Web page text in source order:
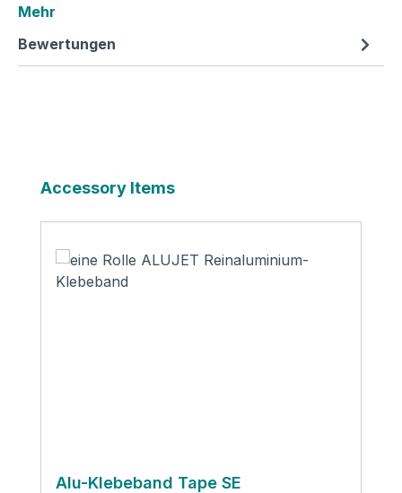
Mehr
Bewertungen
Produktgalerie überspringen
Accessory Items
Alu-Klebeband Tape SE